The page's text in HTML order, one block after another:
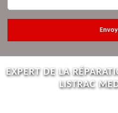
EXPERT DE LA
LISTRAC